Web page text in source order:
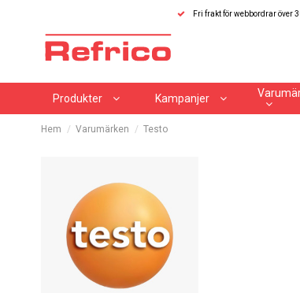
Fri frakt för webbordrar över
Produkter Kampanjer
Hem Varumärken Testo